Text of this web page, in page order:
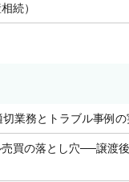
続）
業務とトラブル事例
買の落とし穴──譲渡